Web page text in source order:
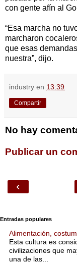
con gente afín al
“Esa marcha no
marcharon
que esas
nuestra”, dijo.
industry en 13:39
Compartir
No hay
Publicar un
‹
Entradas populares
Alimentación,
Esta cultura es
civilizaciones que
una de las...